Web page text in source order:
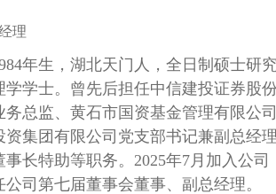
理
年生，湖北天门人，全日制硕士研
学学士。曾先后担任中信建投证券股
务总监、黄石市国资基金管理有限公
资集团有限公司党支部书记兼副总经
长特助等职务。2025年7月加入公司
司第七届董事会董事、副总经理。